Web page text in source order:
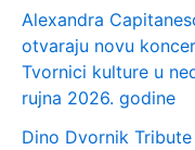
Alexandra
otvaraju novu
Tvornici kulture u
rujna 2026. godine
Dino Dvornik